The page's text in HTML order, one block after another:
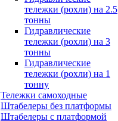
тележки (рохли) на 2.5
тонны
Гидравлические
тележки (рохли) на 3
тонны
Гидравлические
тележки (рохли) на 1
тонну
Тележки самоходные
Штабелеры без платформы
Штабелеры с платформой